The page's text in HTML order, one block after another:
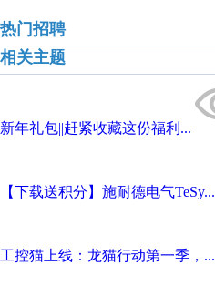
热门招聘
相关主题
新年礼包||赶紧收藏这份福利...
【下载送积分】施耐德电气TeSy...
工控猫上线：龙猫行动第一季，...